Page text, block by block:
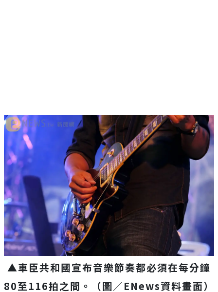
▲車臣共和國宣布音樂節奏都必須在每分鐘
80至116拍之間。
（圖／ENews資料畫面）